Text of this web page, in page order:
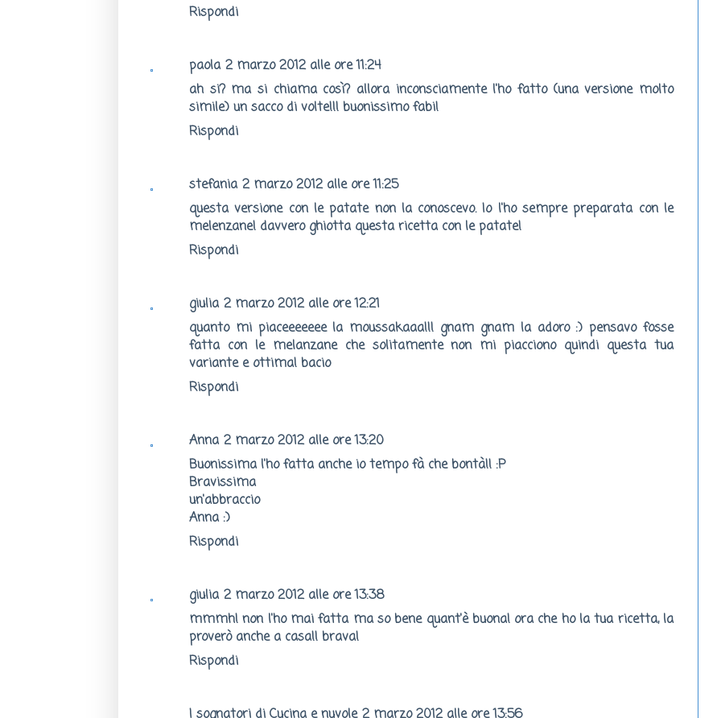
Rispondi
paola 2 marzo 2012 alle ore 11:24
ah si? ma si chiama così? allora inconsciamente l'ho fatto (una versione molto
simile) un sacco di volte!!! buonissimo fabi!
Rispondi
stefania 2 marzo 2012 alle ore 11:25
questa versione con le patate non la conoscevo. Io l'ho sempre preparata con le
melenzane! davvero ghiotta questa ricetta con le patate!
Rispondi
giulia 2 marzo 2012 alle ore 12:21
quanto mi piaceeeeeee la moussakaaa!!! gnam gnam la adoro :) pensavo fosse
fatta con le melanzane che solitamente non mi piacciono quindi questa tua
variante e ottima! bacio
Rispondi
Anna 2 marzo 2012 alle ore 13:20
Buonissima l'ho fatta anche io tempo fà che bontà!! :P
Bravissima
un'abbraccio
Anna :)
Rispondi
giulia 2 marzo 2012 alle ore 13:38
mmmh! non l'ho mai fatta ma so bene quant'è buona! ora che ho la tua ricetta, la
proverò anche a casa!! brava!
Rispondi